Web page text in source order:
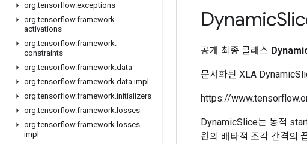
org.tensorflow.exceptions
org.tensorflow.framework.
activations
org.tensorflow.framework.
constraints
org.tensorflow.framework.data
org.tensorflow.framework.data.impl
org.tensorflow.framework.initializers
org.tensorflow.framework. losses
org.tensorflow.framework. losses.
impl
Dynamic
공개 최종 클래스
문서화된 XLA
https://
DynamicSlice는 동적
원의 배타적 조각 간격의